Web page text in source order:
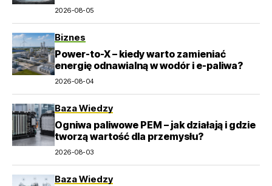
pompowe?
2026-08-05
Biznes
Power-to-X – kiedy warto zamieniać
energię odnawialną w wodór i e-paliwa?
2026-08-04
Baza Wiedzy
Ogniwa paliwowe PEM – jak działają i gdzie
tworzą wartość dla przemysłu?
2026-08-03
Baza Wiedzy